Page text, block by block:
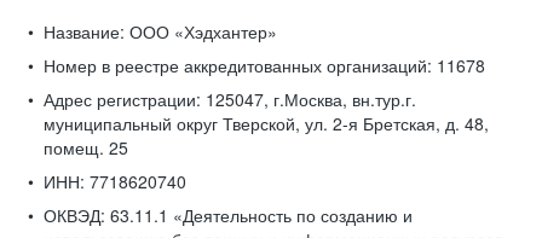
Название: ООО «Хэдхантер»
Номер в реестре аккредитованных организаций: 11678
Адрес регистрации: 125047, г.Москва, вн.тур.г.
муниципальный округ Тверской, ул. 2-я Бретская, д. 48,
помещ. 25
ИНН: 7718620740
ОКВЭД: 63.11.1 «Деятельность по созданию и